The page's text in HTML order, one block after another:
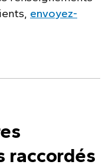
envoyez-
raccordés